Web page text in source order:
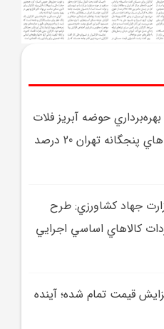
حوضه آبريز فلات
مرکزي: کل آب موجود در سدهاي پنجگانه تهران 20 درصد
جهاد کشاورزي: طرح
کالاهاي اساسي اجرايي
قيمت تمام شده؛ آينده